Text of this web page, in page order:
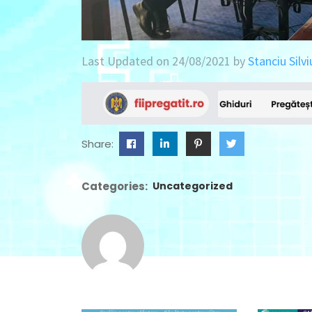
Last Updated on 24/08/2021 byStanciu
Share:
Categories: Uncategorized